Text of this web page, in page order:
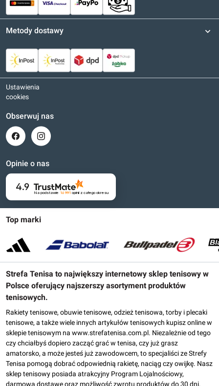
Top marki
Strefa Tenisa to największy internetowy sklep tenisowy w
Polsce oferujący najszerszy asortyment produktów
tenisowych.
Rakiety tenisowe, obuwie tenisowe, odzież tenisowa, torby i plecaki
tenisowe, a także wiele innych artykułów tenisowych kupisz online w
sklepie tenisowym na www.strefatenisa.com.pl. Niezależnie od tego
czy chciałbyś dopiero zacząć grać w tenisa, czy już grasz
amatorsko, a może jesteś już zawodowcem, to specjaliści ze Strefy
Tenisa pomogą dobrać odpowiednią rakietę, naciąg czy owijkę. Nasz
sklep tenisowy posiada atrakcyjny Program Lojalnościowy,
darmową dostawę oraz możliwość zwrotu produktów do 30 dni.
Metody dostawy
Ustawienia
cookies
Obserwuj nas
Opinie o nas
4.9
Na podstawie 16 991 opinii z całego okresu